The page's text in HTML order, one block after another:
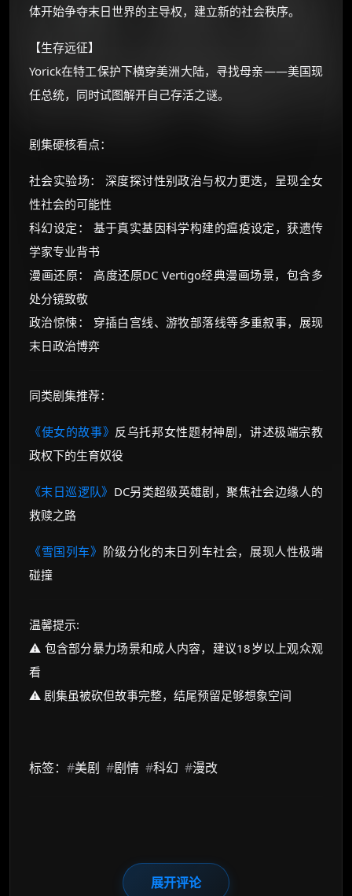
体开始争夺末日世界的主导权，建立新的社会秩序。
【生存远征】
Yorick在特工保护下横穿美洲大陆，寻找母亲——美国现
任总统，同时试图解开自己存活之谜。
剧集硬核看点：
社会实验场： 深度探讨性别政治与权力更迭，呈现全女
性社会的可能性
科幻设定： 基于真实基因科学构建的瘟疫设定，获遗传
学家专业背书
漫画还原： 高度还原DC Vertigo经典漫画场景，包含多
处分镜致敬
政治惊悚： 穿插白宫线、游牧部落线等多重叙事，展现
末日政治博弈
同类剧集推荐：
《使女的故事》 反乌托邦女性题材神剧，讲述极端宗教
政权下的生育奴役
《末日巡逻队》 DC另类超级英雄剧，聚焦社会边缘人的
救赎之路
《雪国列车》 阶级分化的末日列车社会，展现人性极端
碰撞
温馨提示:
⚠️ 包含部分暴力场景和成人内容，建议18岁以上观众观
看
⚠️ 剧集虽被砍但故事完整，结尾预留足够想象空间
标签： #美剧 #剧情 #科幻 #漫改
展开评论